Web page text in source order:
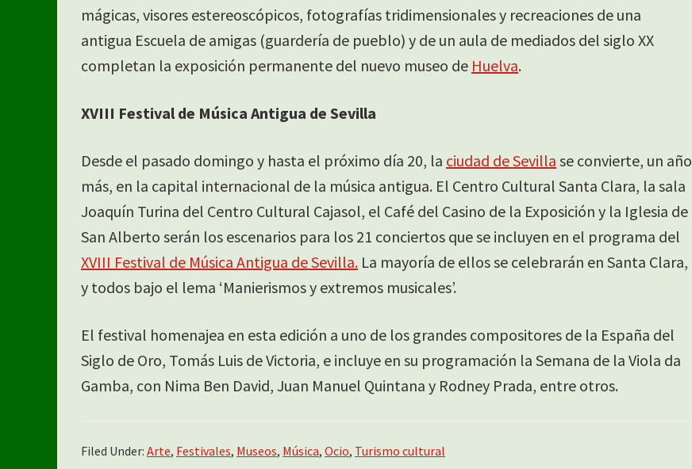
mágicas, visores estereoscópicos, fotografías tridimensionales y recreaciones de una
antigua Escuela de amigas (guardería de pueblo) y de un aula de mediados del siglo XX
completan la exposición permanente del nuevo museo de Huelva.
XVIII Festival de Música Antigua de Sevilla
Desde el pasado domingo y hasta el próximo día 20, la ciudad de Sevilla se convierte, un año
más, en la capital internacional de la música antigua. El Centro Cultural Santa Clara, la sala
Joaquín Turina del Centro Cultural Cajasol, el Café del Casino de la Exposición y la Iglesia de
San Alberto serán los escenarios para los 21 conciertos que se incluyen en el programa del
XVIII Festival de Música Antigua de Sevilla. La mayoría de ellos se celebrarán en Santa Clara,
y todos bajo el lema ‘Manierismos y extremos musicales’.
El festival homenajea en esta edición a uno de los grandes compositores de la España del
Siglo de Oro, Tomás Luis de Victoria, e incluye en su programación la Semana de la Viola da
Gamba, con Nima Ben David, Juan Manuel Quintana y Rodney Prada, entre otros.
Filed Under: Arte, Festivales, Museos, Música, Ocio, Turismo cultural